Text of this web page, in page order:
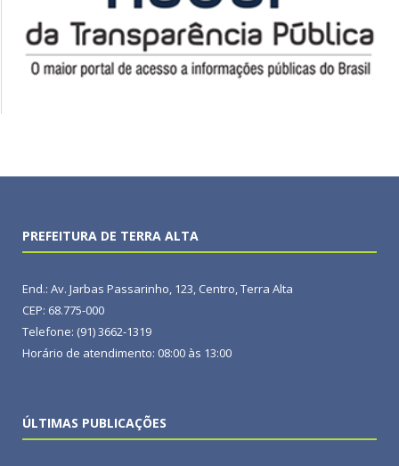
PREFEITURA DE TERRA ALTA
End.: Av. Jarbas Passarinho, 123, Centro, Terra Alta
CEP: 68.775-000
Telefone: (91) 3662-1319
Horário de atendimento: 08:00 às 13:00
ÚLTIMAS PUBLICAÇÕES